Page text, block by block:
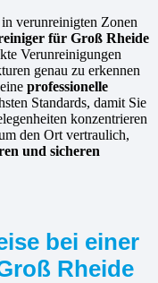
verunreinigten Zonen
für Groß Rheide
Verunreinigungen
genau zu erkennen
professionelle
Standards, damit Sie
konzentrieren
den Ort vertraulich,
und sicheren
bei einer
Rheide